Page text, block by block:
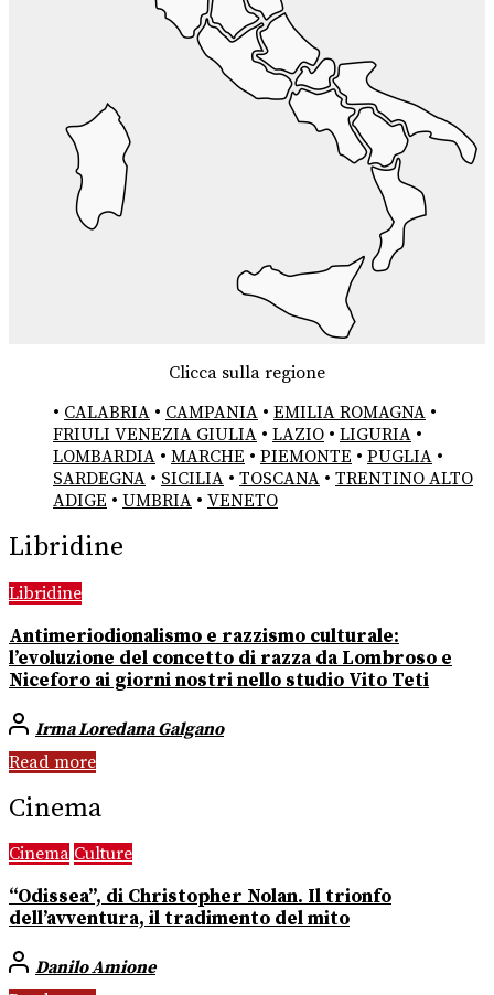
Clicca sulla regione
• CALABRIA • CAMPANIA • EMILIA ROMAGNA •
FRIULI VENEZIA GIULIA • LAZIO • LIGURIA •
LOMBARDIA • MARCHE • PIEMONTE • PUGLIA •
SARDEGNA • SICILIA • TOSCANA • TRENTINO ALTO
ADIGE • UMBRIA • VENETO
Libridine
Libridine
Antimeriodionalismo e razzismo culturale:
l’evoluzione del concetto di razza da Lombroso e
Niceforo ai giorni nostri nello studio Vito Teti
Irma Loredana Galgano
Read more
Cinema
Cinema Culture
“Odissea”, di Christopher Nolan. Il trionfo
dell’avventura, il tradimento del mito
Danilo Amione